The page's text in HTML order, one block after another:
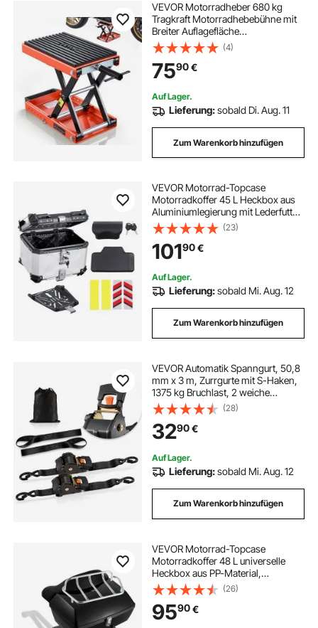
VEVOR Motorradheber 680 kg
Tragkraft Motorradhebebühne mit
Breiter Auflagefläche
Sicherheitsbolzen 105-350 mm
Höhenverstellbar Scherenheber
aus Stahl für Straßenmotorräder
Cruiser Schwarz Orange
(4)
7590€
Auf Lager.
Lieferung:sobald Di. Aug. 11
Zum Warenkorb hinzufügen
VEVOR Motorrad-Topcase
Motorradkoffer 45 L Heckbox aus
Aluminiumlegierung mit Lederfutter,
abnehmbare Motorrad-Topbox mit
Schloss & Rückenpolster,
Helmkoffer (435 x 378 x 348 mm)
Silber
(23)
10190€
Auf Lager.
Lieferung:sobald Mi. Aug. 12
Zum Warenkorb hinzufügen
VEVOR Automatik Spanngurt, 50,8
mm x 3 m, Zurrgurte mit S-Haken,
1375 kg Bruchlast, 2 weiche
Schlaufen, Ratschenmechanismus
für Umzüge, Anhänger, Motorräder,
Kajaks, Autodächer, 2er-Pack
(28)
3290€
Auf Lager.
Lieferung:sobald Mi. Aug. 12
Zum Warenkorb hinzufügen
VEVOR Motorrad-Topcase
Motorradkoffer 48 L universelle
Heckbox aus PP-Material,
wasserdichte & abnehmbare
Motorrad-Topbox mit
Mehrlochboden & Regal Helmkoffer
(565 x 500 x 380 mm)
(26)
9590€